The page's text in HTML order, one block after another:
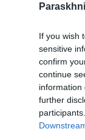
If you wish
sensitive
confirm
continue
information
further